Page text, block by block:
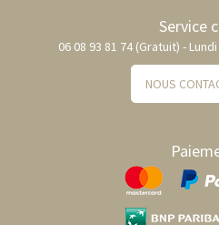
Service
06 08 93 81 74 (Gratuit) -
NOUS